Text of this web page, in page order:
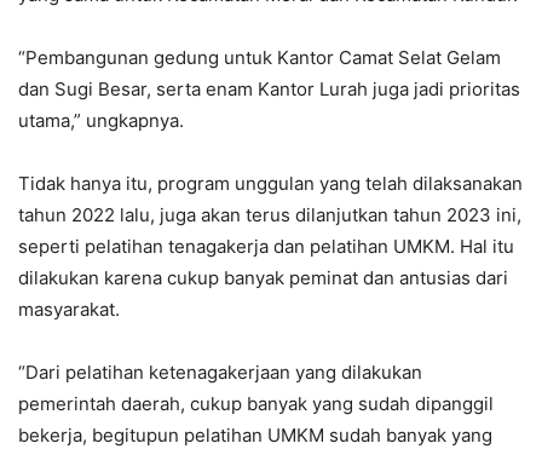
“Pembangunan gedung untuk Kantor Camat Selat Gelam
dan Sugi Besar, serta enam Kantor Lurah juga jadi prioritas
utama,” ungkapnya.
Tidak hanya itu, program unggulan yang telah dilaksanakan
tahun 2022 lalu, juga akan terus dilanjutkan tahun 2023 ini,
seperti pelatihan tenagakerja dan pelatihan UMKM. Hal itu
dilakukan karena cukup banyak peminat dan antusias dari
masyarakat.
“Dari pelatihan ketenagakerjaan yang dilakukan
pemerintah daerah, cukup banyak yang sudah dipanggil
bekerja, begitupun pelatihan UMKM sudah banyak yang